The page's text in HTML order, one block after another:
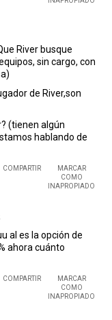
River busque
sin cargo, con
de River,son
(tienen algún
hablando de
COMPARTIR
MARCAR
COMO
INAPROPIADO
al es la opción de
ahora cuánto
COMPARTIR
MARCAR
COMO
INAPROPIADO